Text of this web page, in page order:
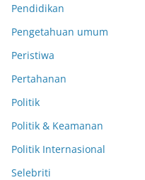
Pendidikan
Pengetahuan umum
Peristiwa
Pertahanan
Politik
Politik & Keamanan
Politik Internasional
Selebriti